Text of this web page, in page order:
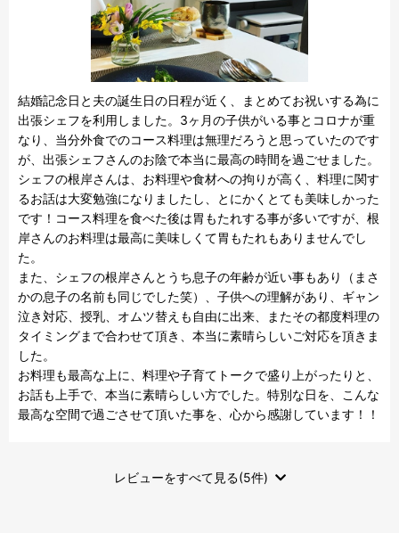
結婚記念日と夫の誕生日の日程が近く、まとめてお祝いする為に
出張シェフを利用しました。3ヶ月の子供がいる事とコロナが重
なり、当分外食でのコース料理は無理だろうと思っていたのです
が、出張シェフさんのお陰で本当に最高の時間を過ごせました。
シェフの根岸さんは、お料理や食材への拘りが高く、料理に関す
るお話は大変勉強になりましたし、とにかくとても美味しかった
です！コース料理を食べた後は胃もたれする事が多いですが、根
岸さんのお料理は最高に美味しくて胃もたれもありませんでし
た。
また、シェフの根岸さんとうち息子の年齢が近い事もあり（まさ
かの息子の名前も同じでした笑）、子供への理解があり、ギャン
泣き対応、授乳、オムツ替えも自由に出来、またその都度料理の
タイミングまで合わせて頂き、本当に素晴らしいご対応を頂きま
した。
お料理も最高な上に、料理や子育てトークで盛り上がったりと、
お話も上手で、本当に素晴らしい方でした。特別な日を、こんな
最高な空間で過ごさせて頂いた事を、心から感謝しています！！
レビューをすべて見る(5件)